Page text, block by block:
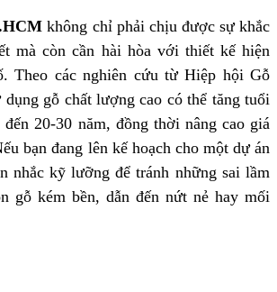
không chỉ phải chịu được sự khắc
mà còn cần hài hòa với thiết kế hiện
Theo các nghiên cứu từ Hiệp hội Gỗ
gỗ chất lượng cao có thể tăng tuổi
20-30 năm, đồng thời nâng cao giá
bạn đang lên kế hoạch cho một dự án
nhắc kỹ lưỡng để tránh những sai lầm
gỗ kém bền, dẫn đến nứt nẻ hay mối